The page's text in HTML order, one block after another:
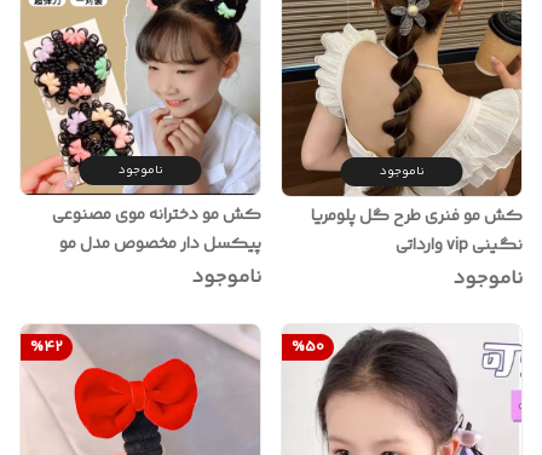
ناموجود
کش مو فنری طرح گل پلومریا
نگینی vip وارداتی
ناموجود
ناموجود
کش مو دخترانه موی مصنوعی
پیکسل دار مخصوص مدل مو
گوجه ای
ناموجود
%50
%42